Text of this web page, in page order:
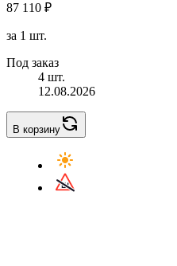
87 110 ₽
за 1 шт.
Под заказ
4 шт.
12.08.2026
В корзину